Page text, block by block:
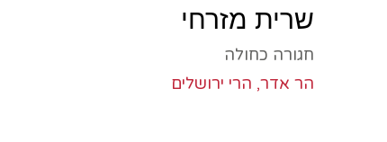
שרית מזרחי
הר אדר, הרי ירושלים
חגורה כחולה